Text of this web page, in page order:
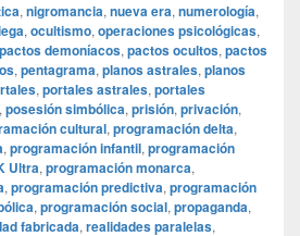
, nigromancia, nueva era, numerología,
, ocultismo, operaciones psicológicas,
pactos demoníacos, pactos ocultos, pactos
, pentagrama, planos astrales, planos
, portales astrales, portales
, posesión simbólica, prisión, privación,
cultural, programación delta,
, programación infantil, programación
Ultra, programación monarca,
, programación predictiva, programación
, programación social, propaganda,
fabricada, realidades paralelas,